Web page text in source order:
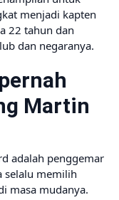
menjadi kapten
22 tahun dan
dan negaranya.
Martin
adalah penggemar
selalu memilih
masa mudanya.